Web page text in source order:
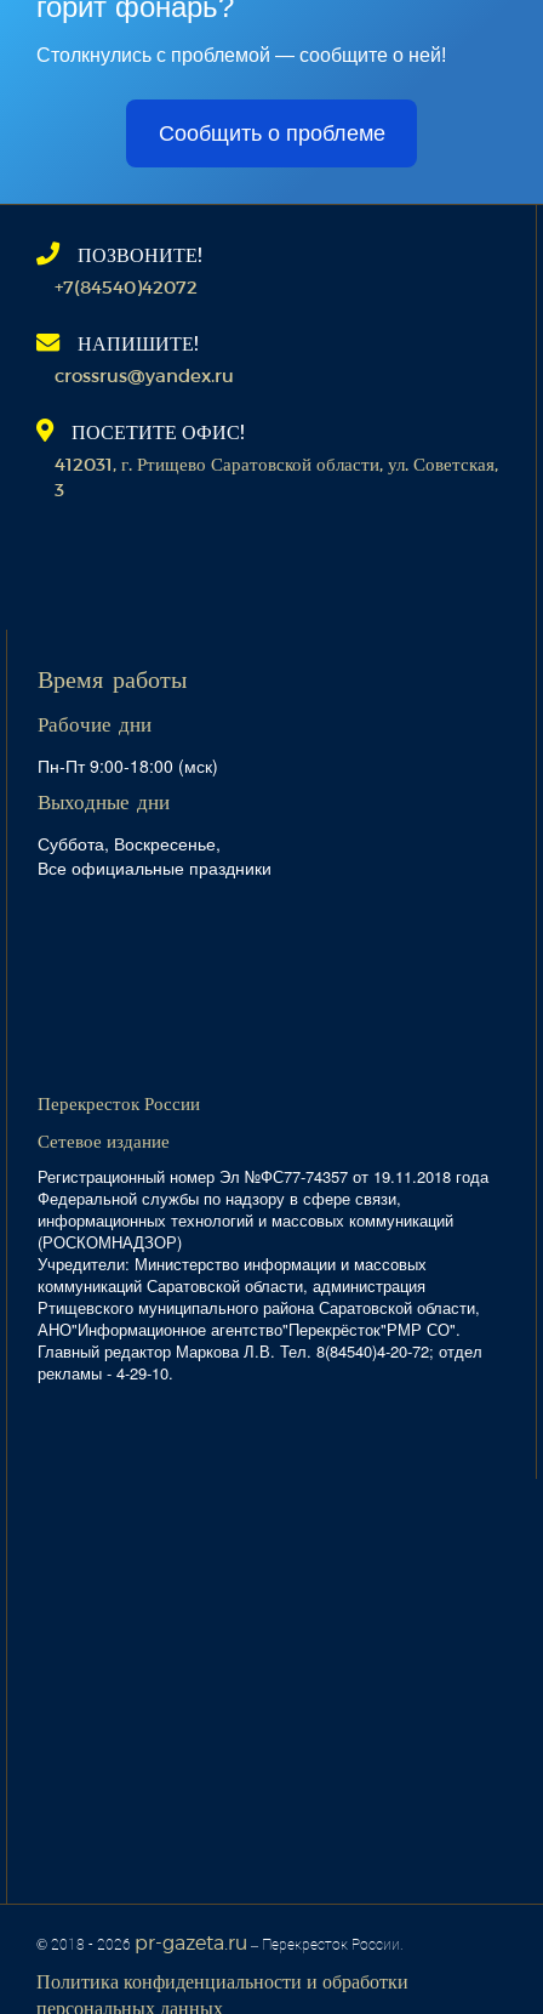
горит фонарь?
Столкнулись с проблемой — сообщите о ней!
Сообщить о проблеме
ПОЗВОНИТЕ!
+7(84540)42072
НАПИШИТЕ!
crossrus@yandex.ru
ПОСЕТИТЕ ОФИС!
412031, г. Ртищево Саратовской области, ул. Советская,
3
Время работы
Рабочие дни
Пн-Пт 9:00-18:00 (мск)
Выходные дни
Суббота, Воскресенье,
Все официальные праздники
Перекресток России
Сетевое издание
Регистрационный номер Эл №ФС77-74357 от 19.11.2018 года
Федеральной службы по надзору в сфере связи,
информационных технологий и массовых коммуникаций
(РОСКОМНАДЗОР)
Учредители: Министерство информации и массовых
коммуникаций Саратовской области, администрация
Ртищевского муниципального района Саратовской области,
АНО"Информационное агентство"Перекрёсток"РМР СО".
Главный редактор Маркова Л.В. Тел. 8(84540)4-20-72; отдел
рекламы - 4-29-10.
© 2018 - 2026 pr-gazeta.ru – Перекресток России.
Политика конфиденциальности и обработки
персональных данных